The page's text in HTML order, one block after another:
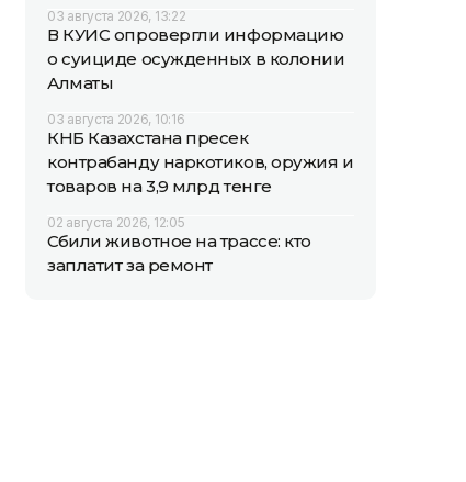
03 августа 2026, 13:22
В КУИС опровергли информацию
о суициде осужденных в колонии
Алматы
03 августа 2026, 10:16
КНБ Казахстана пресек
контрабанду наркотиков, оружия и
товаров на 3,9 млрд тенге
02 августа 2026, 12:05
Сбили животное на трассе: кто
заплатит за ремонт